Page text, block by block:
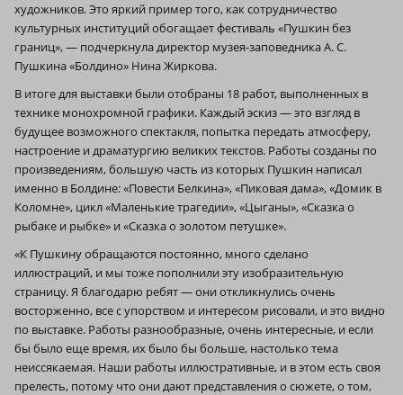
художников. Это яркий пример того, как сотрудничество
культурных институций обогащает фестиваль «Пушкин без
границ», — подчеркнула директор музея-заповедника А. С.
Пушкина «Болдино» Нина Жиркова.
В итоге для выставки были отобраны 18 работ, выполненных в
технике монохромной графики. Каждый эскиз — это взгляд в
будущее возможного спектакля, попытка передать атмосферу,
настроение и драматургию великих текстов. Работы созданы по
произведениям, большую часть из которых Пушкин написал
именно в Болдине: «Повести Белкина», «Пиковая дама», «Домик в
Коломне», цикл «Маленькие трагедии», «Цыганы», «Сказка о
рыбаке и рыбке» и «Сказка о золотом петушке».
«К Пушкину обращаются постоянно, много сделано
иллюстраций, и мы тоже пополнили эту изобразительную
страницу. Я благодарю ребят — они откликнулись очень
восторженно, все с упорством и интересом рисовали, и это видно
по выставке. Работы разнообразные, очень интересные, и если
бы было еще время, их было бы больше, настолько тема
неиссякаемая. Наши работы иллюстративные, и в этом есть своя
прелесть, потому что они дают представления о сюжете, о том,